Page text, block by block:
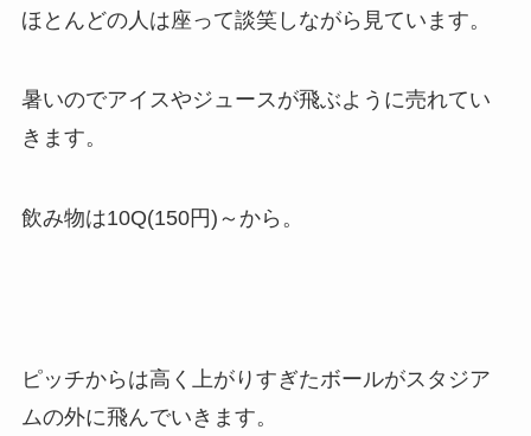
ほとんどの人は座って談笑しながら見ています。
暑いのでアイスやジュースが飛ぶように売れてい
きます。
飲み物は10Q(150円)～から。
ピッチからは高く上がりすぎたボールがスタジア
ムの外に飛んでいきます。